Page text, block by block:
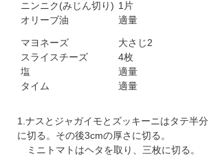
ニンニク(みじん切り) 1片
オリーブ油
適量
マヨネーズ
大さじ2
スライスチーズ
4枚
塩
適量
タイム
適量
1.ナスとジャガイモとズッキーニはタテ半分
に切る。その後3cmの厚さに切る。
ミニトマトはヘタを取り、三枚に切る。